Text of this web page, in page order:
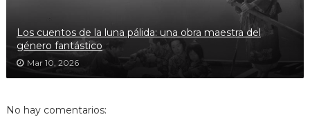
Los cuentos de la luna pálida: una obra maestra del
género fantástico
Mar 10, 2026
No hay comentarios: